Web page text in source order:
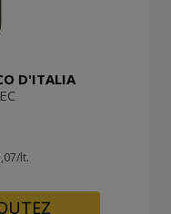
D'ITALIA
lt.